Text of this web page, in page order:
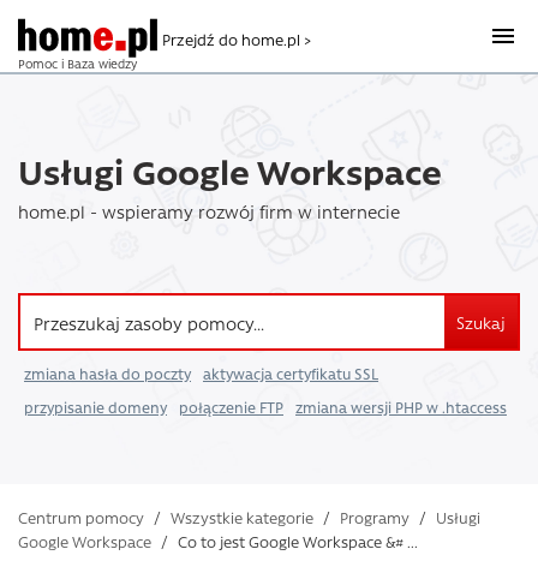
Pomoc i Baza wiedzy
Przejdź do home.pl >
Usługi Google Workspace
home.pl - wspieramy rozwój firm w internecie
Szukaj
zmiana hasła do poczty
aktywacja certyfikatu SSL
przypisanie domeny
połączenie FTP zmiana wersji PHP w .htaccess
Centrum pomocy / Wszystkie kategorie / Programy / Usługi
Google Workspace / Co to jest Google Workspace &# ...